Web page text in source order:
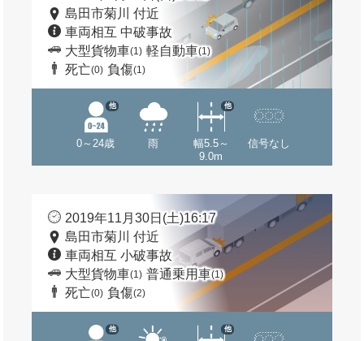
島田市菊川 付近
車両相互 中破事故
大型貨物車(1) 軽自動車(1)
死亡(0) 負傷(1)
0～24歳
他
雨
幅5.5～
9.0m
他
信号なし
2019年11月30日(土)16:17
島田市菊川 付近
車両相互 小破事故
大型貨物車(1) 普通乗用車(1)
死亡(0) 負傷(2)
他 他